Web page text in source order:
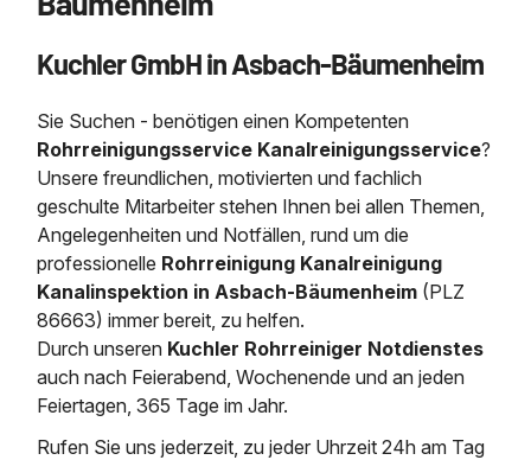
Kanalinspektion
Grubenentleerung
24h Notdienst
Kosten Preise
Rohrreinigungsdienst
Dükerreinigung
Sickerschacht Reinigung
Abfallzwischenlager
Austausch von
Schießstandsanierung -
Mobile Schlamm-
Saugbagger / Luftförderanlage
Saugbagger und Pumpen
Regenrückhaltebecken
Entschlammung
Trockensaugen von
etc.
Weitere Services mit
Tiefbau
Unternehmen
Stellenangebote
Kontakt
Kuchler GmbH in Asbach-Bäumenheim
Sie Suchen - benötigen einen Kompetenten
Rohrreinigungsservice Kanalreinigungsservice?
Unsere freundlichen, motivierten und fachlich
geschulte Mitarbeiter stehen Ihnen bei allen Themen,
Angelegenheiten und Notfällen, rund um die
professionelle Rohrreinigung Kanalreinigung
Kanalinspektion in Asbach-Bäumenheim (PLZ
86663) immer bereit, zu helfen.
Durch unseren Kuchler Rohrreiniger Notdienstes
auch nach Feierabend, Wochenende und an jeden
Feiertagen, 365 Tage im Jahr.
Rufen Sie uns jederzeit, zu jeder Uhrzeit 24h am Tag